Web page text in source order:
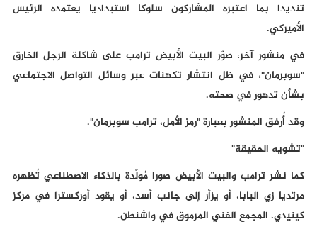
تنديدا بما اعتبره المشاركون سلوكا استبداديا يعتمده الرئيس
الأميركي.
في منشور آخر، صوّر البيت الأبيض ترامب على شاكلة الرجل الخارق
"سوبرمان"، في ظل انتشار تكهنات عبر وسائل التواصل الاجتماعي
بشأن تدهور في صحته.
وقد أُرفق المنشور بعبارة "رمز الأمل، ترامب سوبرمان".
"تشويه الحقيقة"
كما نشر ترامب والبيت الأبيض صورا مُولّدة بالذكاء الاصطناعي تُظهره
مرتديا زي البابا، أو يزأر إلى جانب أسد، أو يقود أوركسترا في مركز
كينيدي، المجمع الفني المرموق في واشنطن.